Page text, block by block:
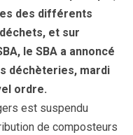
des différents
et sur
le SBA a annoncé
déchèteries, mardi
ordre.
est suspendu
de composteurs